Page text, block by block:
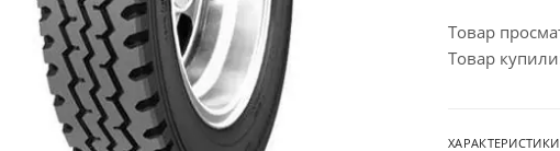
Товар
Товар
ХАРАКТЕРИСТИКИ